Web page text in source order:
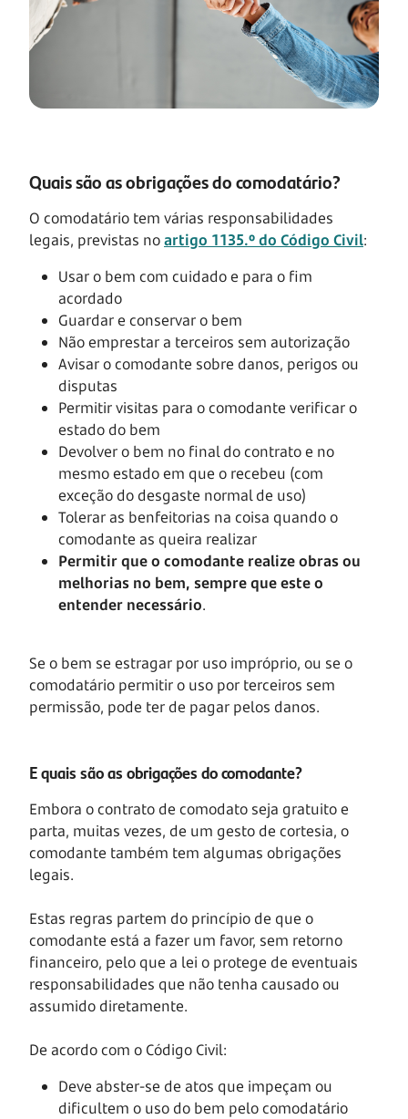
Quais são as obrigações do comodatário?
O comodatário tem várias responsabilidades
legais, previstas noartigo 1135.º do Código Civil:
Usar o bem com cuidado e para o fim
acordado
Guardar e conservar o bem
Não emprestar a terceiros sem autorização
Avisar o comodante sobre danos, perigos ou
disputas
Permitir visitas para o comodante verificar o
estado do bem
Devolver o bem no final do contrato e no
mesmo estado em que o recebeu (com
exceção do desgaste normal de uso)
Tolerar as benfeitorias na coisa quando o
comodante as queira realizar
Permitir que o comodante realize obras ou
melhorias no bem, sempre que este o
entender necessário.
Se o bem se estragar por uso impróprio, ou se o
comodatário permitir o uso por terceiros sem
permissão, pode ter de pagar pelos danos.
E quais são as obrigações do comodante?
Embora o contrato de comodato seja gratuito e
parta, muitas vezes, de um gesto de cortesia, o
comodante também tem algumas obrigações
legais.
Estas regras partem do princípio de que o
comodante está a fazer um favor, sem retorno
financeiro, pelo que a lei o protege de eventuais
responsabilidades que não tenha causado ou
assumido diretamente.
De acordo com o Código Civil:
Deve abster-se de atos que impeçam ou
dificultem o uso do bem pelo comodatário